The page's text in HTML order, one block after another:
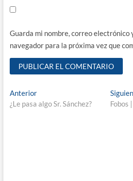
Guarda mi nombre, correo electrónico
navegador para la próxima vez que
Navegación
de
AnteriorEntrada
anterior:
¿Le pasa algo Sr. Sánchez? Fobos